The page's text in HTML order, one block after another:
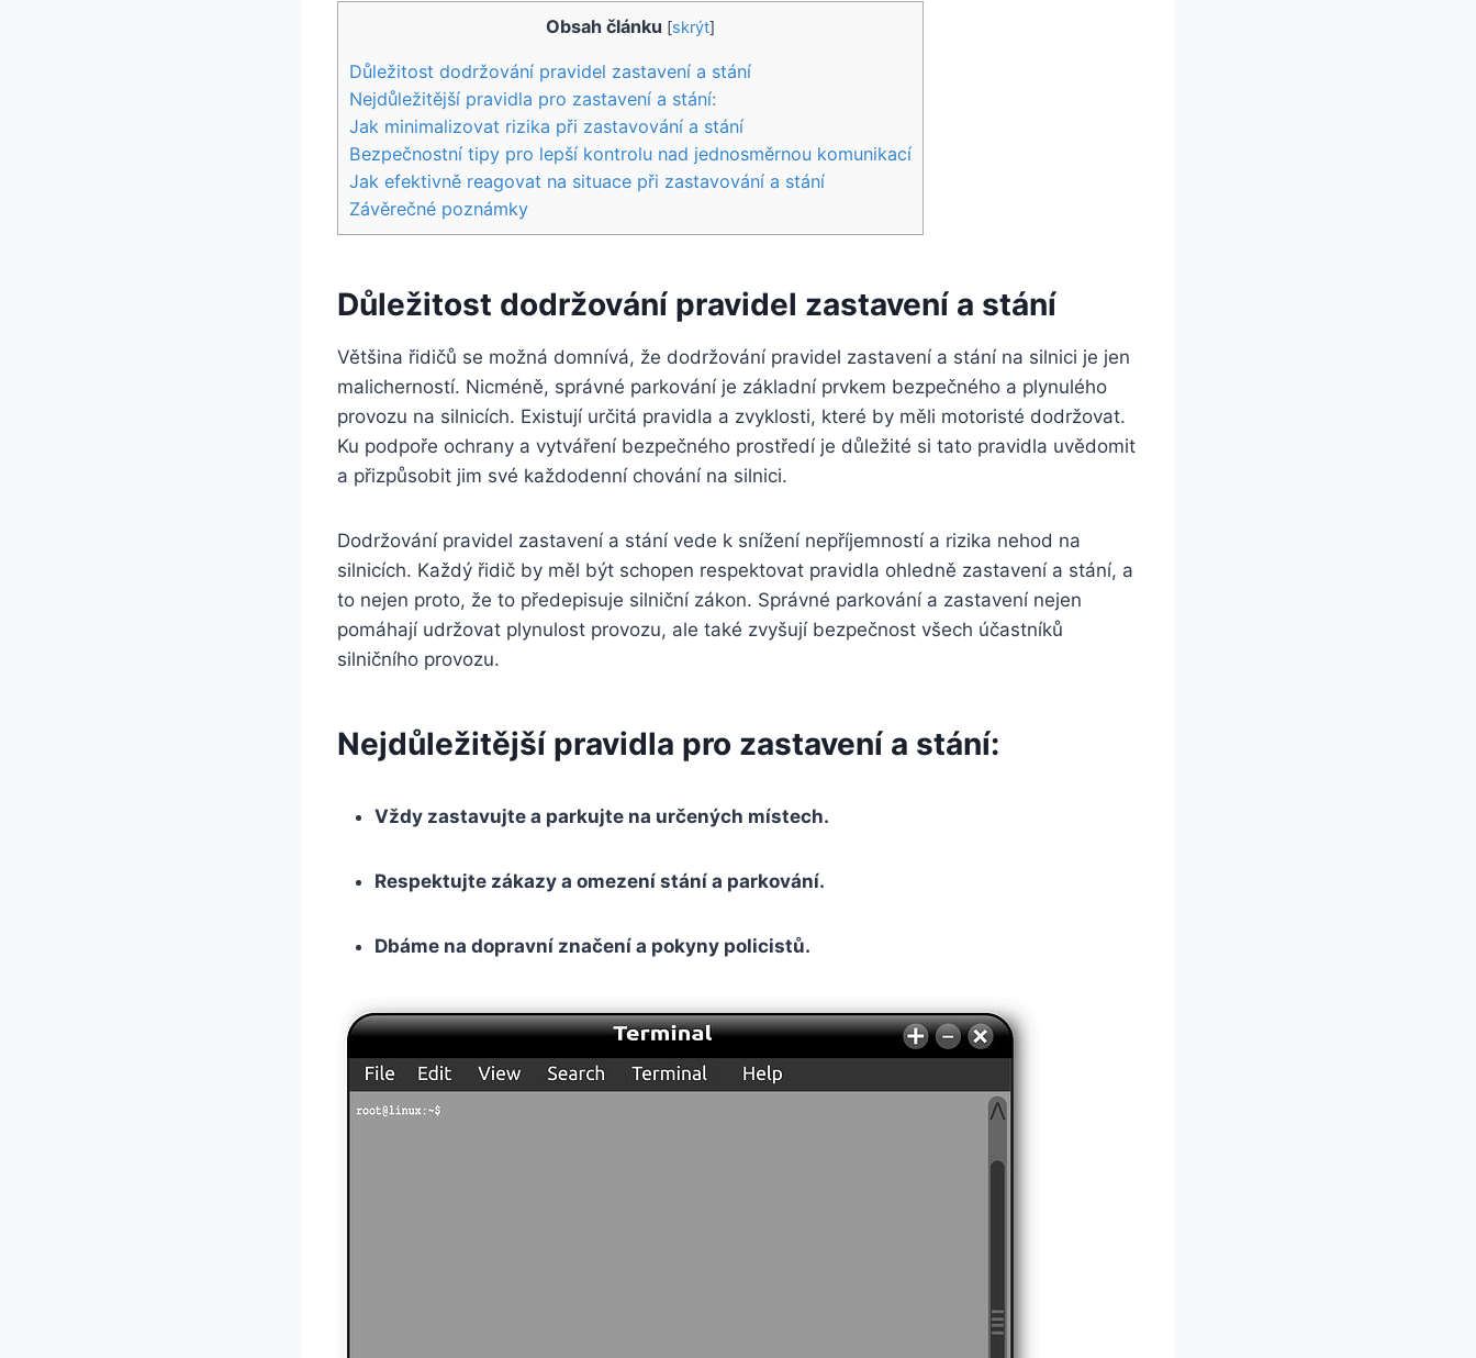
Obsah článku [skrýt]
Důležitost dodržování pravidel zastavení a stání
Nejdůležitější pravidla pro zastavení a stání:
Jak minimalizovat rizika při zastavování a stání
Bezpečnostní tipy pro lepší kontrolu nad jednosměrnou komunikací
Jak efektivně reagovat na situace při zastavování a stání
Závěrečné poznámky
Důležitost dodržování pravidel zastavení a stání
Většina řidičů se možná domnívá, že dodržování pravidel zastavení a stání na silnici je jen
malicherností. Nicméně, správné parkování je základní prvkem bezpečného a plynulého
provozu na silnicích. Existují určitá pravidla a zvyklosti, které by měli motoristé dodržovat.
Ku podpoře ochrany a vytváření bezpečného prostředí je důležité si tato pravidla uvědomit
a přizpůsobit jim své každodenní chování na silnici.
Dodržování pravidel zastavení a stání vede k snížení nepříjemností a rizika nehod na
silnicích. Každý řidič by měl být schopen respektovat pravidla ohledně zastavení a stání, a
to nejen proto, že to předepisuje silniční zákon. Správné parkování a zastavení nejen
pomáhají udržovat plynulost provozu, ale také zvyšují bezpečnost všech účastníků
silničního provozu.
Nejdůležitější pravidla pro zastavení a stání:
Vždy zastavujte a parkujte na určených místech.
Respektujte zákazy a omezení stání a parkování.
Dbáme na dopravní značení a pokyny policistů.